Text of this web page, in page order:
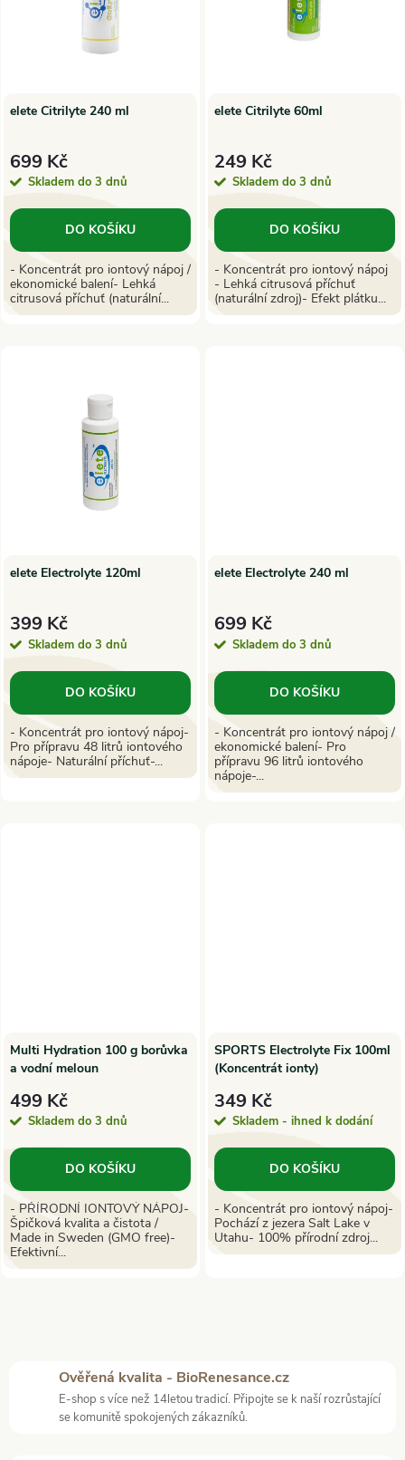
p
r
o
d
u
k
p
r
o
d
u
elete Citrilyte 240 ml
699 Kč
Skladem do 3 dnů
DO KOŠÍKU
- Koncentrát pro iontový nápoj /
ekonomické balení- Lehká
citrusová příchuť (naturální...
elete Citrilyte 60ml
249 Kč
Skladem do 3 dnů
DO KOŠÍKU
- Koncentrát pro iontový nápoj
- Lehká citrusová příchuť
(naturální zdroj)- Efekt plátku...
elete Electrolyte 120ml
399 Kč
Skladem do 3 dnů
DO KOŠÍKU
- Koncentrát pro iontový nápoj-
Pro přípravu 48 litrů iontového
nápoje- Naturální příchuť-...
elete Electrolyte 240 ml
699 Kč
Skladem do 3 dnů
DO KOŠÍKU
- Koncentrát pro iontový nápoj /
ekonomické balení- Pro
přípravu 96 litrů iontového
nápoje-...
Multi Hydration 100 g borůvka
a vodní meloun
499 Kč
Skladem do 3 dnů
DO KOŠÍKU
- PŘÍRODNÍ IONTOVÝ NÁPOJ-
Špičková kvalita a čistota /
Made in Sweden (GMO free)-
Efektivní...
SPORTS Electrolyte Fix 100ml
(Koncentrát ionty)
349 Kč
Skladem - ihned k dodání
DO KOŠÍKU
- Koncentrát pro iontový nápoj-
Pochází z jezera Salt Lake v
Utahu- 100% přírodní zdroj...
Ověřená kvalita - BioRenesance.cz
E-shop s více než 14letou tradicí. Připojte se k naší rozrůstající
se komunitě spokojených zákazníků.